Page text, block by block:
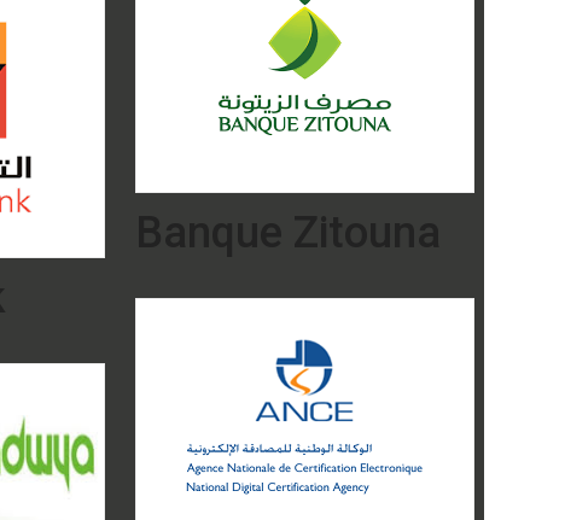
Banque Zitouna